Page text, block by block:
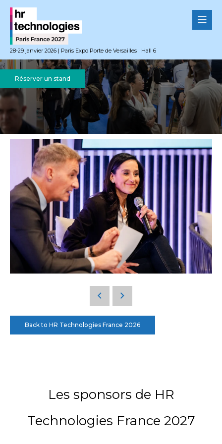
28-29 janvier 2026 | Paris Expo Porte de Versailles | Hall 6
Réserver un stand
Back to HR Technologies France 2026
Les sponsors de HR
Technologies France 2027